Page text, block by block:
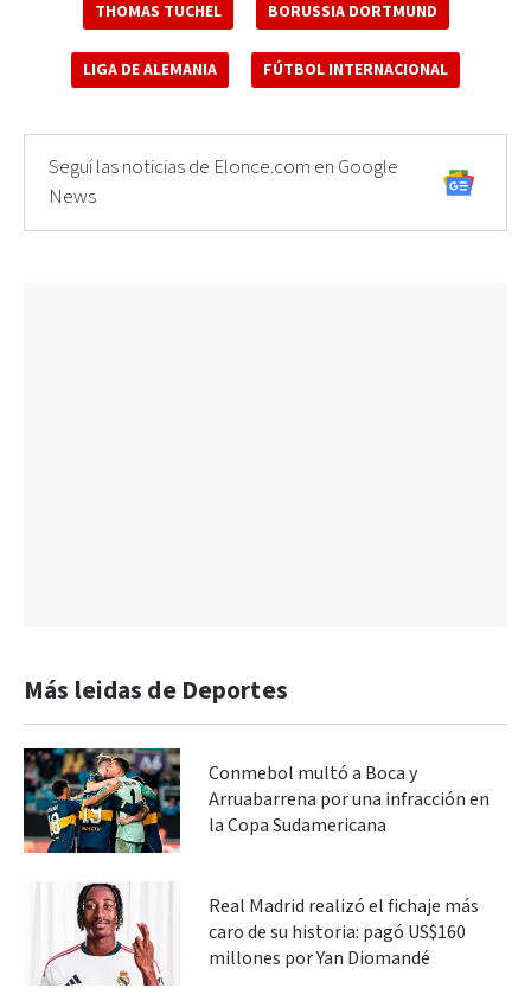
THOMAS TUCHEL BORUSSIA DORTMUND
LIGA DE ALEMANIA FÚTBOL INTERNACIONAL
Seguí las noticias de Elonce.com en Google
News
Más leidas de Deportes
Conmebol multó a Boca y
Arruabarrena por una infracción en
la Copa Sudamericana
Real Madrid realizó el fichaje más
caro de su historia: pagó US$160
millones por Yan Diomandé